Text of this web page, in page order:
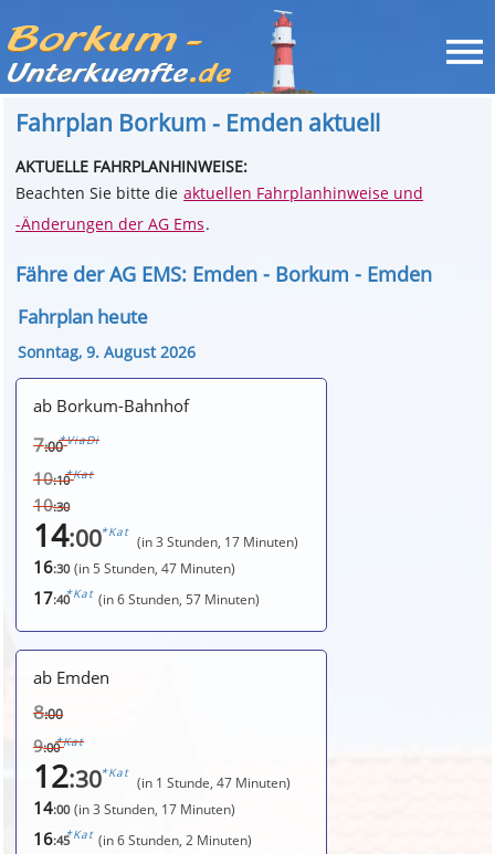
Fahrplan Borkum - Emden aktuell
AKTUELLE FAHRPLANHINWEISE:
Beachten Sie bitte die aktuellen Fahrplanhinweise und
-Änderungen der AG Ems.
Fähre der AG EMS: Emden - Borkum - Emden
Fahrplan heute
Sonntag, 9. August 2026
ab Borkum-Bahnhof
7:00*ViaDi
10:10*Kat
10:30
14:00*Kat
(in 3 Stunden, 17 Minuten)
16:30 (in 5 Stunden, 47 Minuten)
17:40*Kat (in 6 Stunden, 57 Minuten)
ab Emden
8:00
9:00*Kat
12:30*Kat
(in 1 Stunde, 47 Minuten)
14:00 (in 3 Stunden, 17 Minuten)
16:45*Kat (in 6 Stunden, 2 Minuten)